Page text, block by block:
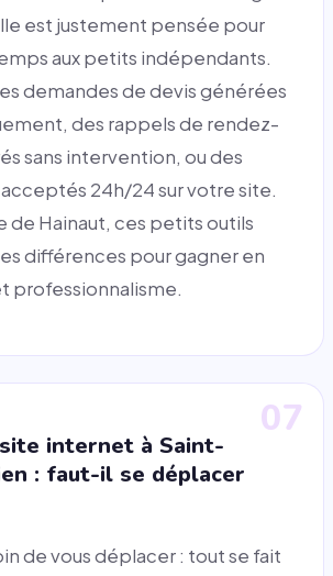
est justement pensée pour
aux petits indépendants.
demandes de devis générées
des rappels de rendez-
sans intervention, ou des
24h/24 sur votre site.
de Hainaut, ces petits outils
différences pour gagner en
professionnalisme.
07
internet à Saint-
: faut-il se déplacer
de vous déplacer : tout se fait